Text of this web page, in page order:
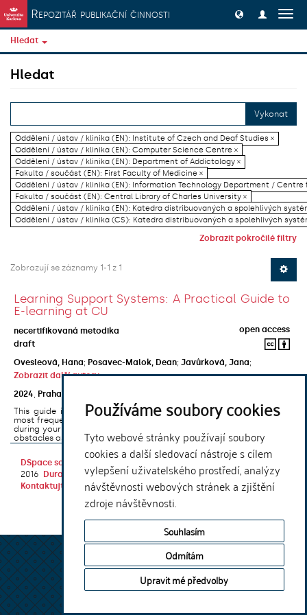
Používáme soubory cookies
Tyto webové stránky používají soubory
cookies a další sledovací nástroje s cílem
vylepšení uživatelského prostředí, analýzy
návštěvnosti webových stránek a zjištění
zdroje návštěvnosti.
Souhlasím
Odmítám
Upravit mé předvolby
Přeskočit na obsah
Repozitář publikační činnosti
Hledat
Hledat
Vykonat
Oddělení / ústav / klinika (EN): Institute of Czech and Deaf Studies ×
Oddělení / ústav / klinika (EN): Computer Science Centre ×
Oddělení / ústav / klinika (EN): Department of Addictology ×
Fakulta / součást (EN): First Faculty of Medicine ×
Oddělení / ústav / klinika (EN): Information Technology Department / Centre
Fakulta / součást (EN): Central Library of Charles University ×
Oddělení / ústav / klinika (EN): Katedra distribuovaných a spolehlivých
Oddělení / ústav / klinika (CS): Katedra distribuovaných a spolehlivých
Zobrazit pokročilé filtry
Zobrazují se záznamy 1-1 z 1
Learning Support Systems: A Practical Guide to
E-learning at CU
necertifikovaná metodika
open access
draft
Ovesleová, Hana; Posavec-Malok, Dean; Javůrková, Jana;
Zobrazit další autory
2024
Praha
This guide introduces the e-learning support tools that are used
most frequently at Charles University and that you may encounter
during your studies. It will also help you to avoid the most common
obstacles associated ...
DSpace software
2016
DuraSpace
Kontaktujte nás |Vyjádření názoru
Theme by